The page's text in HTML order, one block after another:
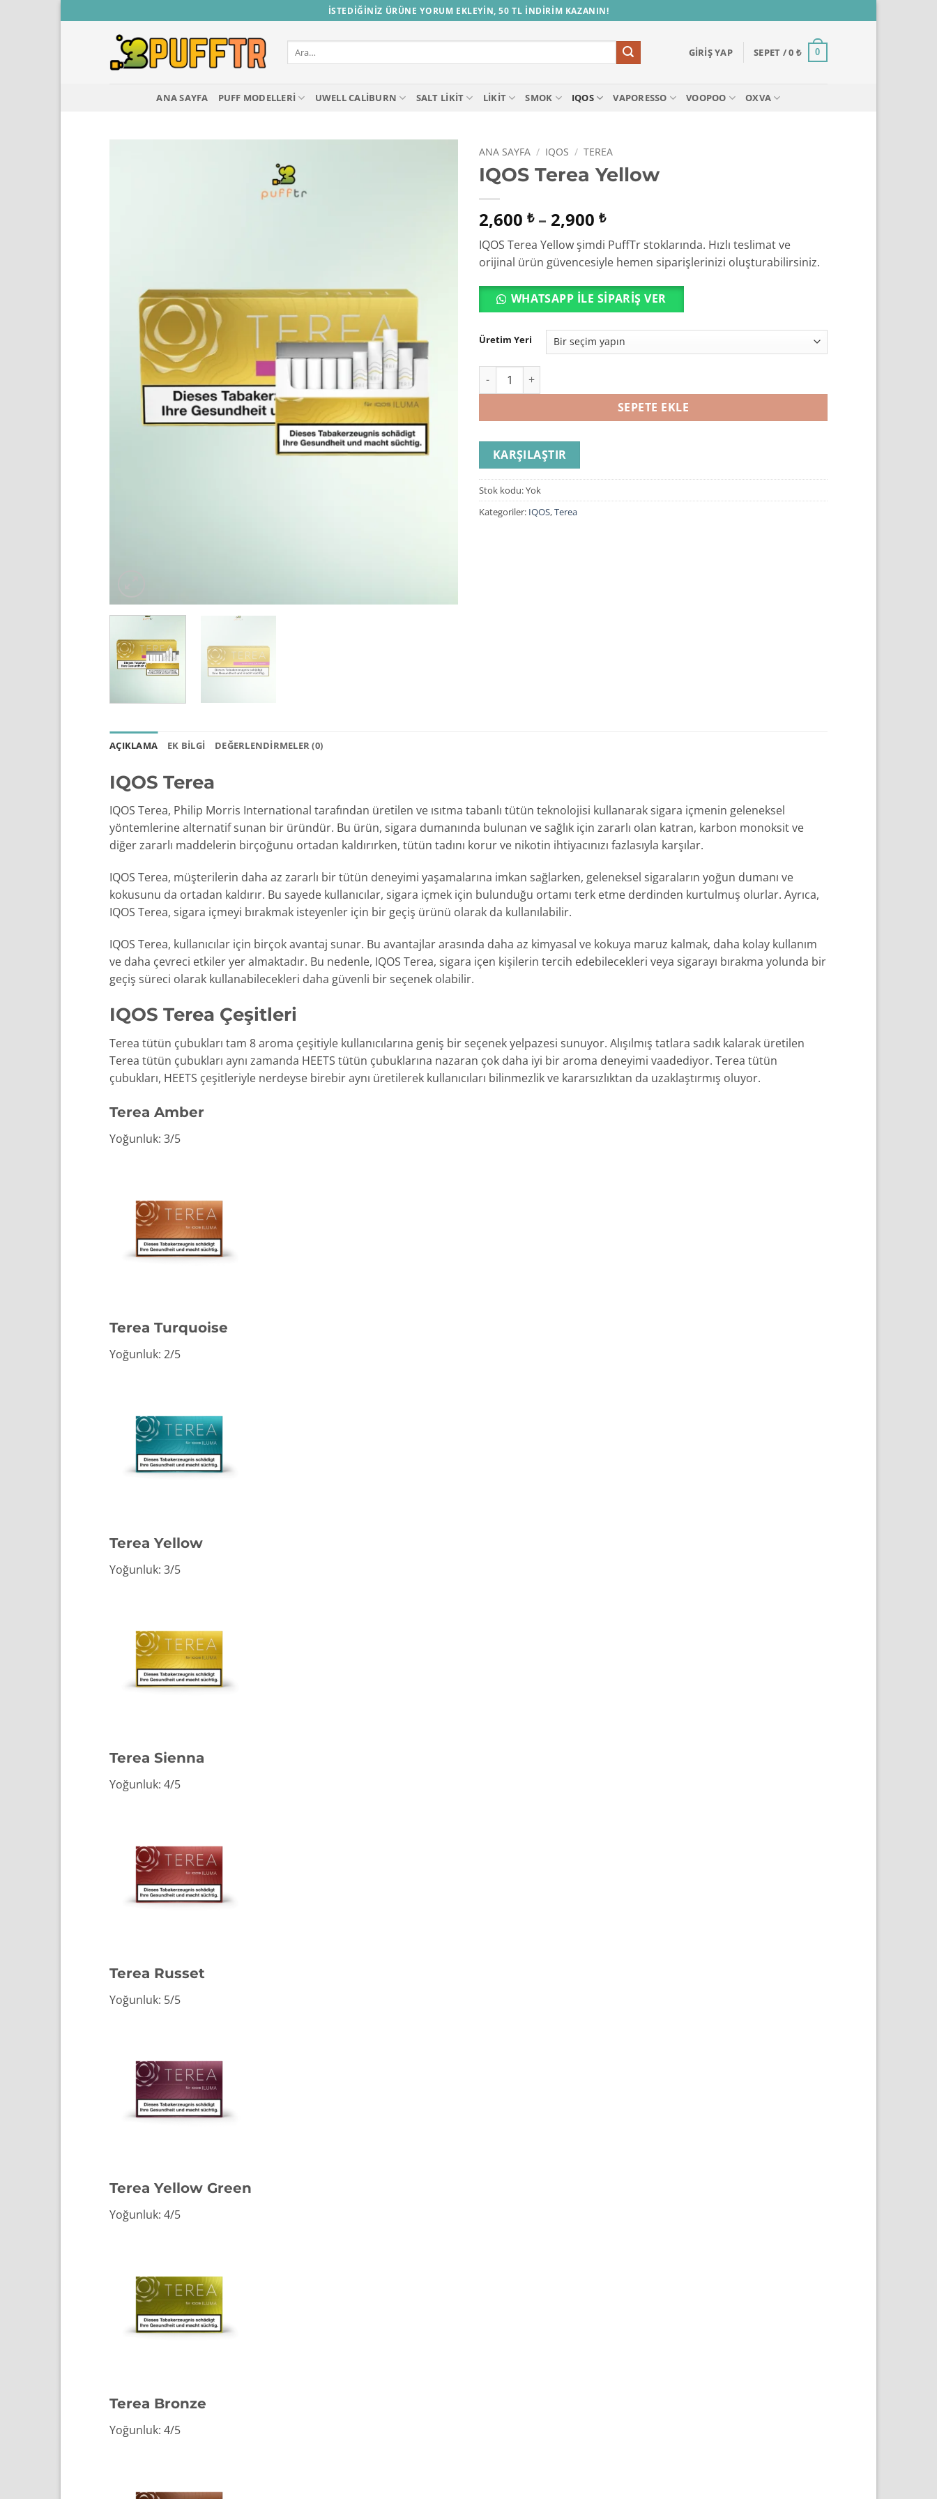
atla
İSTEDİĞİNİZ ÜRÜNE YORUM EKLEYİN, 50 TL İNDİRİM KAZANIN!
Ara: GIRIŞ YAP SEPET /0 ₺ 0
ANA SAYFA PUFF MODELLERI UWELL CALIBURN SALT LIKIT LIKIT SMOK IQOS VAPORESSO VOOPOO OXVA
ANA SAYFA / IQOS / TEREA
IQOS Terea Yellow
2,600 ₺ – 2,900 ₺Fiyat
aralığı:
2,600 ₺
-
2,900 ₺
IQOS Terea Yellow şimdi PuffTr stoklarında. Hızlı teslimat ve
orijinal ürün güvencesiyle hemen siparişlerinizi oluşturabilirsiniz.
WHATSAPP ILE SIPARIŞ VER
Üretim Yeri
IQOS Terea Yellow adet
SEPETE EKLE
KARŞILAŞTIR
Stok kodu:Yok
Kategoriler: IQOS,Terea
AÇIKLAMA EK BILGI DEĞERLENDIRMELER (0)
IQOS Terea
IQOS Terea, Philip Morris International tarafından üretilen ve ısıtma tabanlı tütün teknolojisi kullanarak sigara içmenin geleneksel
yöntemlerine alternatif sunan bir üründür. Bu ürün, sigara dumanında bulunan ve sağlık için zararlı olan katran, karbon monoksit ve
diğer zararlı maddelerin birçoğunu ortadan kaldırırken, tütün tadını korur ve nikotin ihtiyacınızı fazlasıyla karşılar.
IQOS Terea, müşterilerin daha az zararlı bir tütün deneyimi yaşamalarına imkan sağlarken, geleneksel sigaraların yoğun dumanı ve
kokusunu da ortadan kaldırır. Bu sayede kullanıcılar, sigara içmek için bulunduğu ortamı terk etme derdinden kurtulmuş olurlar. Ayrıca,
IQOS Terea, sigara içmeyi bırakmak isteyenler için bir geçiş ürünü olarak da kullanılabilir.
IQOS Terea, kullanıcılar için birçok avantaj sunar. Bu avantajlar arasında daha az kimyasal ve kokuya maruz kalmak, daha kolay kullanım
ve daha çevreci etkiler yer almaktadır. Bu nedenle, IQOS Terea, sigara içen kişilerin tercih edebilecekleri veya sigarayı bırakma yolunda bir
geçiş süreci olarak kullanabilecekleri daha güvenli bir seçenek olabilir.
IQOS Terea Çeşitleri
Terea tütün çubukları tam 8 aroma çeşitiyle kullanıcılarına geniş bir seçenek yelpazesi sunuyor. Alışılmış tatlara sadık kalarak üretilen
Terea tütün çubukları aynı zamanda HEETS tütün çubuklarına nazaran çok daha iyi bir aroma deneyimi vaadediyor. Terea tütün
çubukları, HEETS çeşitleriyle nerdeyse birebir aynı üretilerek kullanıcıları bilinmezlik ve kararsızlıktan da uzaklaştırmış oluyor.
Terea Amber
Yoğunluk: 3/5
Terea Turquoise
Yoğunluk: 2/5
Terea Yellow
Yoğunluk: 3/5
Terea Sienna
Yoğunluk: 4/5
Terea Russet
Yoğunluk: 5/5
Terea Yellow Green
Yoğunluk: 4/5
Terea Bronze
Yoğunluk: 4/5